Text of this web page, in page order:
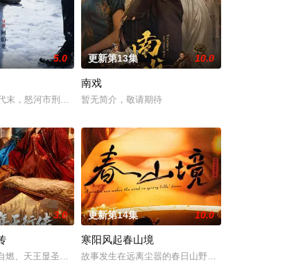
。 现代少女奚圆（姜贞羽 饰）
5.0
末，怒河市刑侦支队在无普及监控、无DNA鉴定技术的支持下，通过
更新第13集 10.0
南戏
暂无简介，敬请期待
对他说：“江逾白，我喜欢你，哲
3.0
燃、天王显圣、少年失踪......长安怪事扎堆？少年神探慕天行携
更新第14集 10.0
寒阳风起春山境
故事发生在远离尘嚣的春日山野，两个孤独的人因